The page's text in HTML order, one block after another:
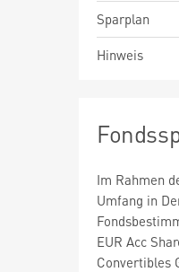
Sparplan
Hinweis
Im Rahmen
Umfang in
EUR Acc
Convertibles